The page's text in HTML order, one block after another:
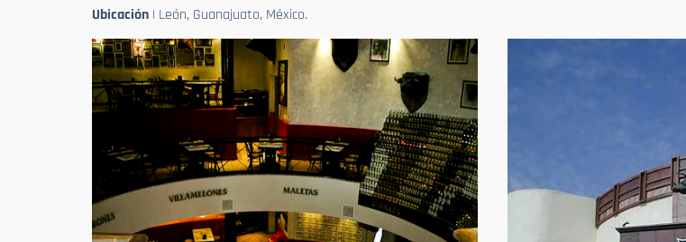
Ubicación | León, Guanajuato, México.